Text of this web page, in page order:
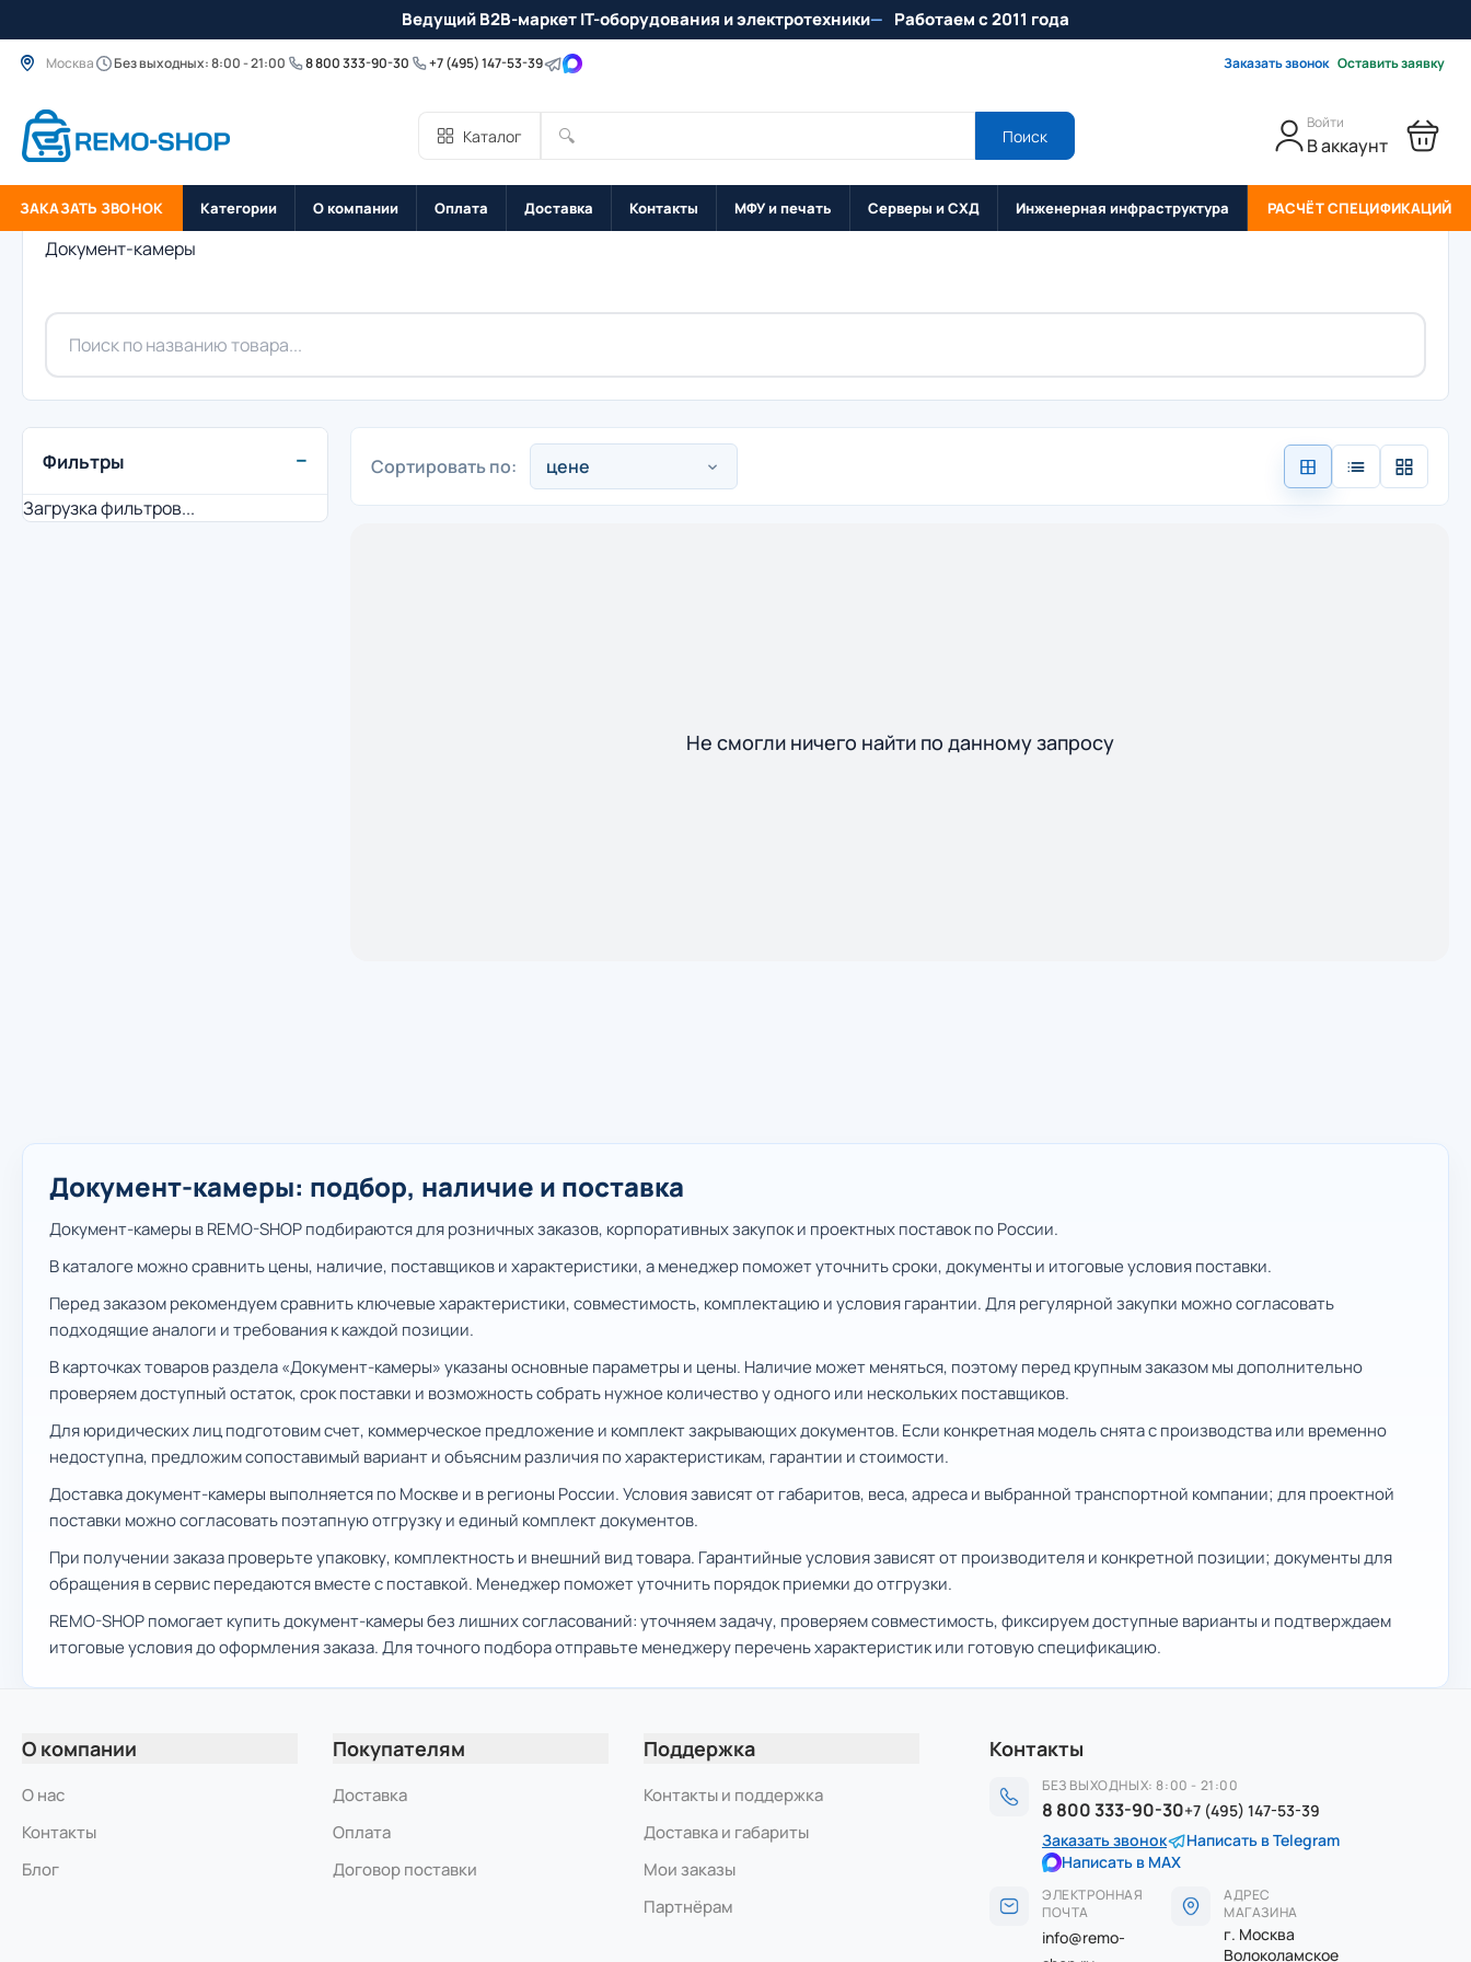
Ведущий B2B-маркет IT-оборудования и электротехники Работаем с 2011 года
Москва Без выходных: 8:00 - 21:00 8 800 333-90-30 +7 (495) 147-53-39 Заказать звонок Оставить заявку
Каталог 🔍 Поиск
Войти
В аккаунт
ЗАКАЗАТЬ ЗВОНОК Категории О компании Оплата Доставка Контакты МФУ и печать Серверы и СХД Инженерная инфраструктура РАСЧЁТ СПЕЦИФИКАЦИЙ
Документ-камеры
Фильтры −
Загрузка фильтров...
Сортировать по:
Не смогли ничего найти по данному запросу
Документ-камеры: подбор, наличие и поставка
Документ-камеры в REMO-SHOP подбираются для розничных заказов, корпоративных закупок и проектных поставок по России.
В каталоге можно сравнить цены, наличие, поставщиков и характеристики, а менеджер поможет уточнить сроки, документы и итоговые условия поставки.
Перед заказом рекомендуем сравнить ключевые характеристики, совместимость, комплектацию и условия гарантии. Для регулярной закупки можно согласовать
подходящие аналоги и требования к каждой позиции.
В карточках товаров раздела «Документ-камеры» указаны основные параметры и цены. Наличие может меняться, поэтому перед крупным заказом мы дополнительно
проверяем доступный остаток, срок поставки и возможность собрать нужное количество у одного или нескольких поставщиков.
Для юридических лиц подготовим счет, коммерческое предложение и комплект закрывающих документов. Если конкретная модель снята с производства или временно
недоступна, предложим сопоставимый вариант и объясним различия по характеристикам, гарантии и стоимости.
Доставка документ-камеры выполняется по Москве и в регионы России. Условия зависят от габаритов, веса, адреса и выбранной транспортной компании; для проектной
поставки можно согласовать поэтапную отгрузку и единый комплект документов.
При получении заказа проверьте упаковку, комплектность и внешний вид товара. Гарантийные условия зависят от производителя и конкретной позиции; документы для
обращения в сервис передаются вместе с поставкой. Менеджер поможет уточнить порядок приемки до отгрузки.
REMO-SHOP помогает купить документ-камеры без лишних согласований: уточняем задачу, проверяем совместимость, фиксируем доступные варианты и подтверждаем
итоговые условия до оформления заказа. Для точного подбора отправьте менеджеру перечень характеристик или готовую спецификацию.
О компании
О нас
Контакты
Блог
Покупателям
Доставка
Оплата
Договор поставки
Поддержка
Контакты и поддержка
Доставка и габариты
Мои заказы
Партнёрам
Контакты
БЕЗ ВЫХОДНЫХ: 8:00 - 21:00
8 800 333-90-30+7 (495) 147-53-39
Заказать звонок
Написать в Telegram
Написать в MAX
ЭЛЕКТРОННАЯ
ПОЧТА
info@remo-
АДРЕС
МАГАЗИНА
г. Москва
Волоколамское